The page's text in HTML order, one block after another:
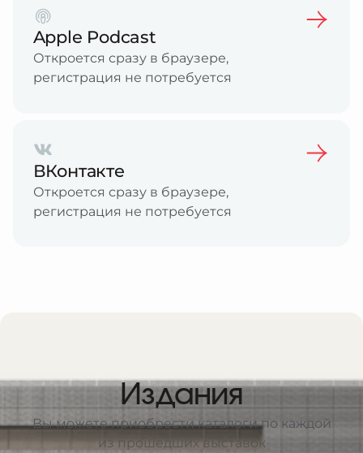
Apple Podcast
Откроется сразу в браузере,
регистрация не потребуется
ВКонтакте
Откроется сразу в браузере,
регистрация не потребуется
Издания
Вы можете приобрести каталоги по каждой
из прошедших выставок